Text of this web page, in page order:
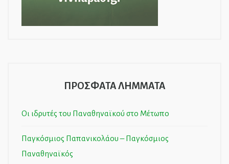
ΠΡΟΣΦΑΤΑ ΛΗΜΜΑΤΑ
Οι ιδρυτές του Παναθηναϊκού στο Μέτωπο
Παγκόσμιος Παπανικολάου – Παγκόσμιος
Παναθηναϊκός